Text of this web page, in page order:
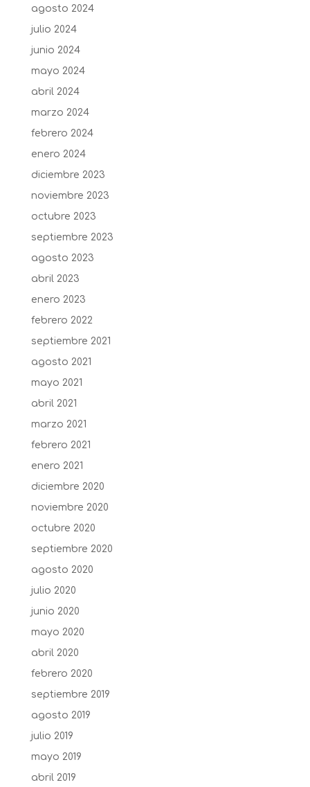
agosto 2024
julio 2024
junio 2024
mayo 2024
abril 2024
marzo 2024
febrero 2024
enero 2024
diciembre 2023
noviembre 2023
octubre 2023
septiembre 2023
agosto 2023
abril 2023
enero 2023
febrero 2022
septiembre 2021
agosto 2021
mayo 2021
abril 2021
marzo 2021
febrero 2021
enero 2021
diciembre 2020
noviembre 2020
octubre 2020
septiembre 2020
agosto 2020
julio 2020
junio 2020
mayo 2020
abril 2020
febrero 2020
septiembre 2019
agosto 2019
julio 2019
mayo 2019
abril 2019